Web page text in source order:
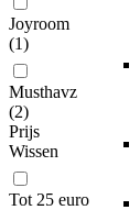
Joyroom
(1)
Musthavz
(2)
Prijs
Wissen
Tot 25 euro